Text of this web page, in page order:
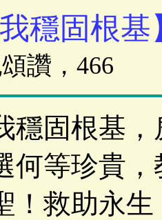
我穩固根基
讚，466
穩固根基
何等珍貴
！救助永